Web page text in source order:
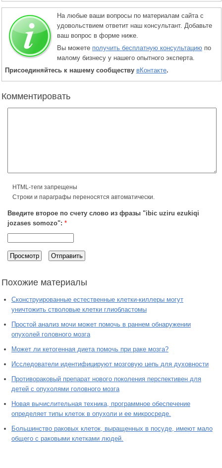
На любые ваши вопросы по материалам сайта с
удовольствием ответит наш консультант. Добавьте
ваш вопрос в форме ниже.
Вы можете получить бесплатную консультацию по
малому бизнесу у нашего опытного эксперта.
Присоединяйтесь к нашему сообществу вКонтакте.
Комментировать
HTML-теги запрещены
Строки и параграфы переносятся автоматически.
Введите второе по счету слово из фразы "ibic uziru ezukiqi
jozases somozo": *
Похожие материалы
Сконструированные естественные клетки-киллеры могут
уничтожить стволовые клетки глиобластомы
Простой анализ мочи может помочь в раннем обнаружении
опухолей головного мозга
Может ли кетогенная диета помочь при раке мозга?
Исследователи идентифицируют мозговую цепь для духовности
Противораковый препарат нового поколения перспективен для
детей с опухолями головного мозга
Новая вычислительная техника, программное обеспечение
определяет типы клеток в опухоли и ее микросреде.
Большинство раковых клеток, выращенных в посуде, имеют мало
общего с раковыми клетками людей.